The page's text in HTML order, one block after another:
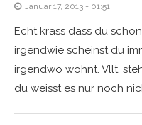
Januar 17, 2013 - 01:51
Echt krass dass du
irgendwie scheinst du
irgendwo wohnt. Vllt.
du weisst es nur noch